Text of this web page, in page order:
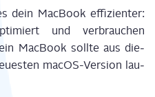
dein Mac­Book effi­zi­en­ter:
und ver­brau­chen
Mac­Book soll­te aus die­
n macOS-Ver­si­on lau­